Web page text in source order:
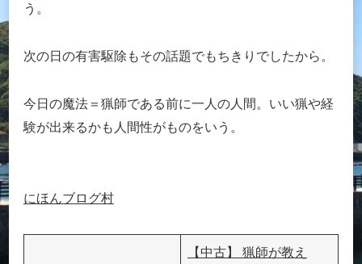
う。
次の日の有害駆除もその話題でもちきりでしたから。
今日の魔法＝猟師である前に一人の人間。いい猟や経
験が出来るかも人間性がものをいう。
にほんブログ村
【中古】 猟師が教え